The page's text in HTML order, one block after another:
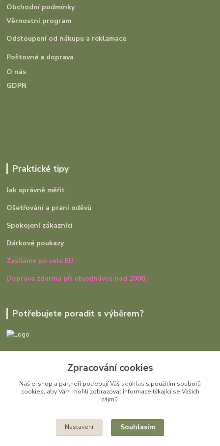
Obchodní podmínky
Věrnostní program
Odstoupení od nákupu a reklamace
Poštovné a doprava
O nás
GDPR
Praktické tipy
Jak správně měřit
Ošetřování a praní oděvů
Spokojení zákazníci
Dárkové poukazy
Zasíláme po celé EU
Doprava zdarma při objednávce nad 2000,-
Potřebujete poradit s výběrem?
+420 727 979 401
info@gomi.cz
Zpracování cookies
Náš e-shop a partneři potřebují Váš souhlas s použitím souborů
cookies, aby Vám mohli zobrazovat informace týkající se Vašich
zájmů.
Nastavení Souhlasím